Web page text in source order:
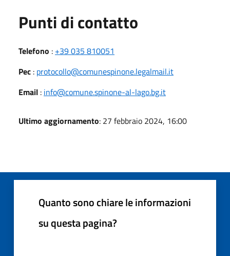
Punti di contatto
Telefono : +39 035 810051
Pec : protocollo@comunespinone.legalmail.it
Email : info@comune.spinone-al-lago.bg.it
Ultimo aggiornamento: 27 febbraio 2024, 16:00
Quanto sono chiare le informazioni
su questa pagina?